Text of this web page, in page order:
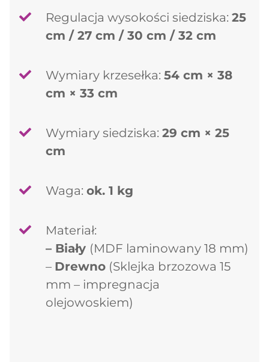
Regulacja wysokości siedziska: 25
cm / 27 cm / 30 cm / 32 cm
Wymiary krzesełka: 54 cm × 38
cm × 33 cm
Wymiary siedziska: 29 cm × 25
cm
Waga: ok. 1 kg
Materiał:
– Biały (MDF laminowany 18 mm)
– Drewno (Sklejka brzozowa 15
mm – impregnacja
olejowoskiem)